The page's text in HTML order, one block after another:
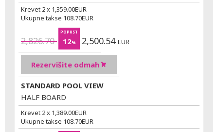
Krevet 2 x 1,359.00EUR
Ukupne takse 108.70EUR
2,826.70
POPUST
12% 2,500.54 EUR
Rezervišite odmah
STANDARD POOL VIEW
HALF BOARD
Krevet 2 x 1,389.00EUR
Ukupne takse 108.70EUR